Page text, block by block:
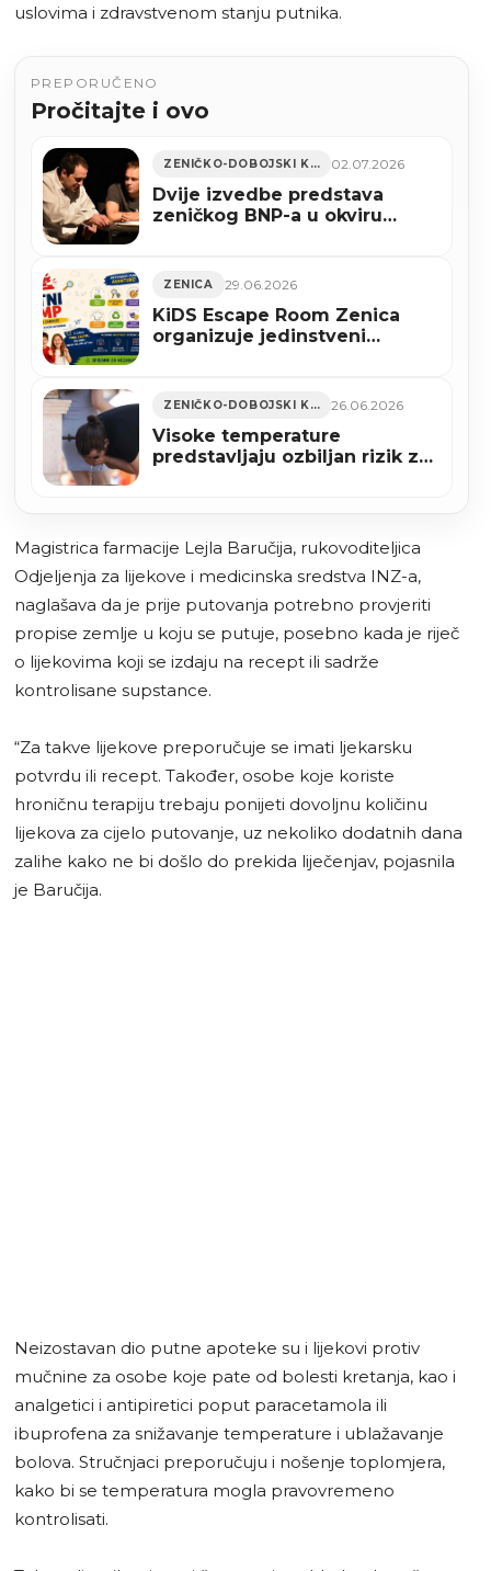
uslovima i zdravstvenom stanju putnika.
PREPORUČENO
Pročitajte i ovo
ZENIČKO-DOBOJSKI KANTON 02.07.2026
Dvije izvedbe predstava
zeničkog BNP-a u okviru
ZENICA 29.06.2026
KiDS Escape Room Zenica
organizuje jedinstveni
ZENIČKO-DOBOJSKI KANTON 26.06.2026
Visoke temperature
predstavljaju ozbiljan rizik za
Magistrica farmacije Lejla Baručija, rukovoditeljica
Odjeljenja za lijekove i medicinska sredstva INZ-a,
naglašava da je prije putovanja potrebno provjeriti
propise zemlje u koju se putuje, posebno kada je riječ
o lijekovima koji se izdaju na recept ili sadrže
kontrolisane supstance.
“Za takve lijekove preporučuje se imati ljekarsku
potvrdu ili recept. Također, osobe koje koriste
hroničnu terapiju trebaju ponijeti dovoljnu količinu
lijekova za cijelo putovanje, uz nekoliko dodatnih dana
zalihe kako ne bi došlo do prekida liječenjav, pojasnila
je Baručija.
Neizostavan dio putne apoteke su i lijekovi protiv
mučnine za osobe koje pate od bolesti kretanja, kao i
analgetici i antipiretici poput paracetamola ili
ibuprofena za snižavanje temperature i ublažavanje
bolova. Stručnjaci preporučuju i nošenje toplomjera,
kako bi se temperatura mogla pravovremeno
kontrolisati.